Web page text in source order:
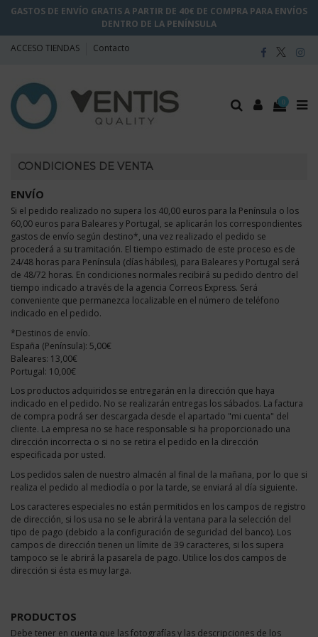
GASTOS DE ENVÍO GRATIS A PARTIR DE 40€ DE COMPRA PARA ENVÍOS
DENTRO DE LA PENÍNSULA
ACCESO TIENDAS Contacto
0
CONDICIONES DE VENTA
ENVÍO
Si el pedido realizado no supera los 40,00 euros para la Península o los
60,00 euros para Baleares y Portugal, se aplicarán los correspondientes
gastos de envío según destino*, una vez realizado el pedido se
procederá a su tramitación. El tiempo estimado de este proceso es de
24/48 horas para Península (días hábiles), para Baleares y Portugal será
de 48/72 horas. En condiciones normales recibirá su pedido dentro del
tiempo indicado a través de la agencia Correos Express. Será
conveniente que permanezca localizable en el número de teléfono
indicado en el pedido.
*Destinos de envío.
España (Península): 5,00€
Baleares: 13,00€
Portugal: 10,00€
Los productos adquiridos se entregarán en la dirección que haya
indicado en el pedido. No se realizarán entregas los sábados. La factura
de compra podrá ser descargada desde el apartado "mi cuenta" del
cliente. La empresa no se hace responsable si ha proporcionado una
dirección incorrecta o si no se retira el pedido en la dirección
especificada por usted.
Los pedidos salen de nuestro almacén al final de la mañana, por lo que si
realiza el pedido al mediodía o por la tarde, se enviará al día siguiente.
Los caracteres especiales no están permitidos en los campos de registro
de dirección, si los usa no se le abrirá la ventana para la selección del
tipo de pago (debido a la configuración de seguridad del banco). Los
campos de dirección tienen un límite de 39 caracteres, si los supera
tampoco se le abrirá la pasarela de pago. Utilice los dos campos de
dirección si ésta es muy larga.
PRODUCTOS
Debe tener en cuenta que las fotografías y las descripciones de los